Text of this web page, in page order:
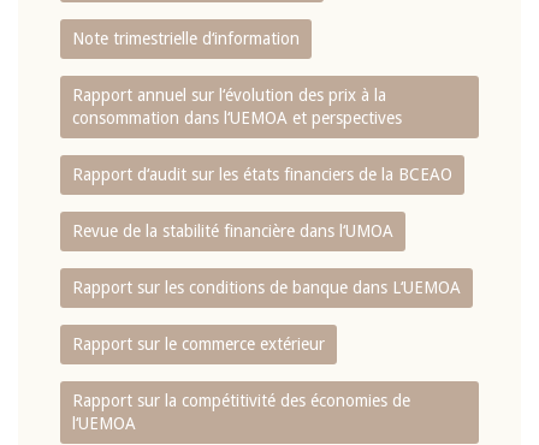
Note trimestrielle d‘information
Rapport annuel sur l‘évolution des prix à la
consommation dans l‘UEMOA et perspectives
Rapport d‘audit sur les états financiers de la BCEAO
Revue de la stabilité financière dans l‘UMOA
Rapport sur les conditions de banque dans L‘UEMOA
Rapport sur le commerce extérieur
Rapport sur la compétitivité des économies de
l‘UEMOA